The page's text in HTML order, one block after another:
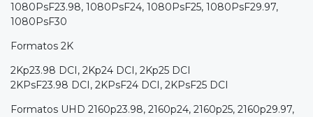
1080PsF23.98, 1080PsF24, 1080PsF25, 1080PsF29.97,
1080PsF30
Formatos 2K
2Kp23.98 DCI, 2Kp24 DCI, 2Kp25 DCI
2KPsF23.98 DCI, 2KPsF24 DCI, 2KPsF25 DCI
Formatos UHD 2160p23.98, 2160p24, 2160p25, 2160p29.97,